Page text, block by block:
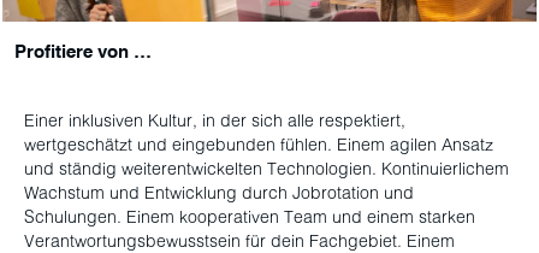
Profitiere von …
Einer inklusiven Kultur, in der sich alle respektiert,
wertgeschätzt und eingebunden fühlen. Einem agilen Ansatz
und ständig weiterentwickelten Technologien. Kontinuierlichem
Wachstum und Entwicklung durch Jobrotation und
Schulungen. Einem kooperativen Team und einem starken
Verantwortungsbewusstsein für dein Fachgebiet. Einem